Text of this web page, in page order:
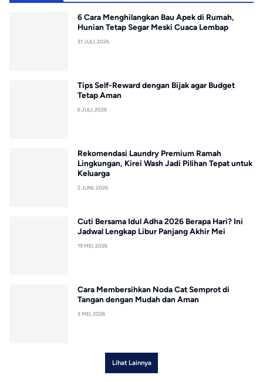
6 Cara Menghilangkan Bau Apek di Rumah,
Hunian Tetap Segar Meski Cuaca Lembap
31 JULI, 2026
Tips Self-Reward dengan Bijak agar Budget
Tetap Aman
6 JULI, 2026
Rekomendasi Laundry Premium Ramah
Lingkungan, Kirei Wash Jadi Pilihan Tepat untuk
Keluarga
2 JUNI, 2026
Cuti Bersama Idul Adha 2026 Berapa Hari? Ini
Jadwal Lengkap Libur Panjang Akhir Mei
19 MEI, 2026
Cara Membersihkan Noda Cat Semprot di
Tangan dengan Mudah dan Aman
3 MEI, 2026
Lihat Lainnya